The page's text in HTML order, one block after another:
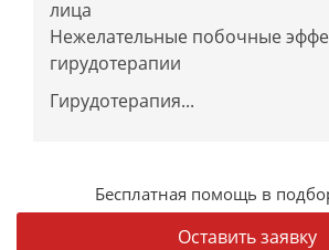
лица
Нежелательные побочные
гирудотерапии
Гирудотерапия...
Бесплатная помощь в
Оставить заявку